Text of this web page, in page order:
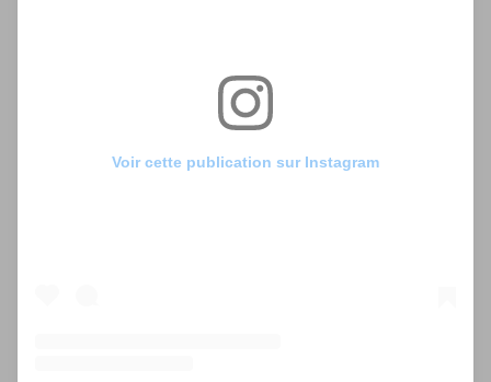
Voir cette publication sur Instagram